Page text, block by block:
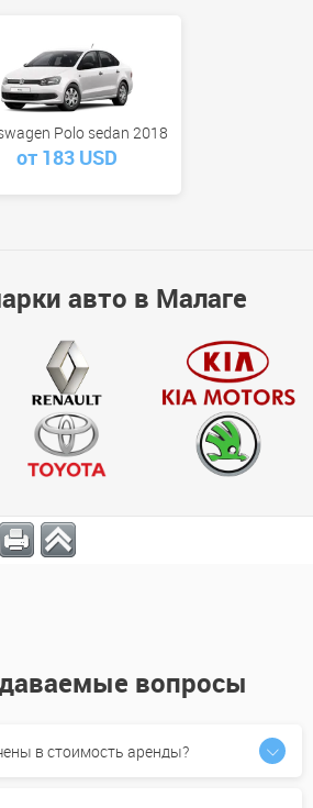
Polo sedan 2018
от 183 USD
авто в Малаге
вопросы
в стоимость аренды?